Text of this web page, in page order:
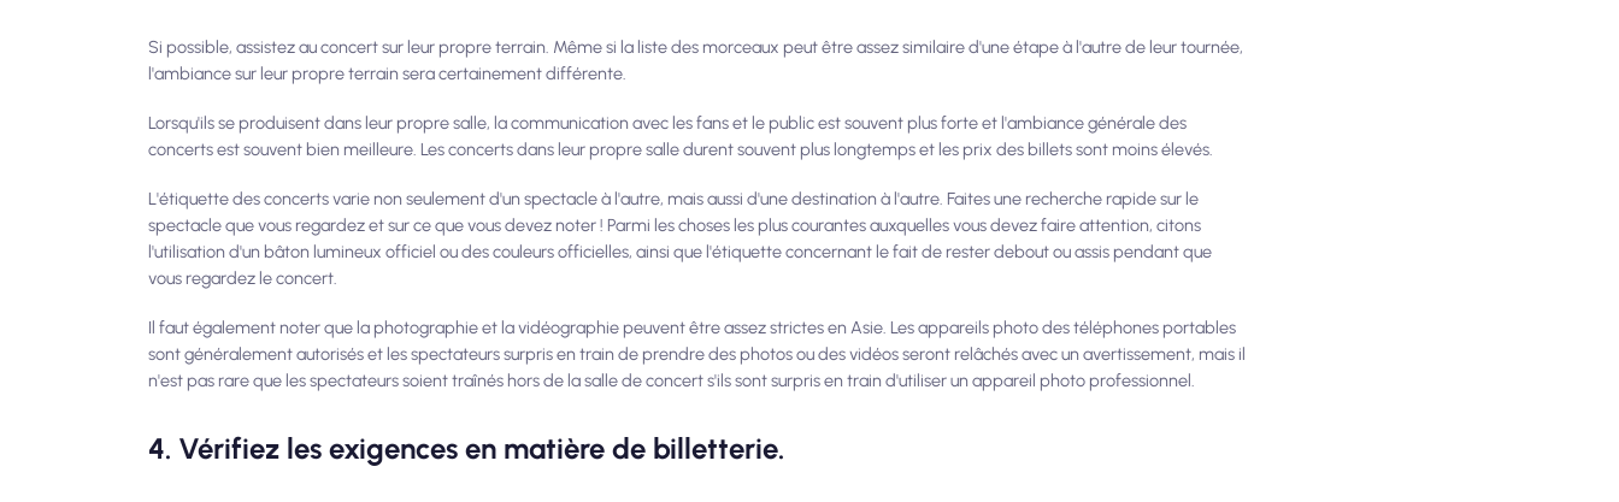
Si possible, assistez au concert sur leur propre terrain. Même si la liste des morceaux peut être assez similaire d'une étape à l'autre de leur tournée,
l'ambiance sur leur propre terrain sera certainement différente.
Lorsqu'ils se produisent dans leur propre salle, la communication avec les fans et le public est souvent plus forte et l'ambiance générale des
concerts est souvent bien meilleure. Les concerts dans leur propre salle durent souvent plus longtemps et les prix des billets sont moins élevés.
L'étiquette des concerts varie non seulement d'un spectacle à l'autre, mais aussi d'une destination à l'autre. Faites une recherche rapide sur le
spectacle que vous regardez et sur ce que vous devez noter ! Parmi les choses les plus courantes auxquelles vous devez faire attention, citons
l'utilisation d'un bâton lumineux officiel ou des couleurs officielles, ainsi que l'étiquette concernant le fait de rester debout ou assis pendant que
vous regardez le concert.
Il faut également noter que la photographie et la vidéographie peuvent être assez strictes en Asie. Les appareils photo des téléphones portables
sont généralement autorisés et les spectateurs surpris en train de prendre des photos ou des vidéos seront relâchés avec un avertissement, mais il
n'est pas rare que les spectateurs soient traînés hors de la salle de concert s'ils sont surpris en train d'utiliser un appareil photo professionnel.
4. Vérifiez les exigences en matière de billetterie.